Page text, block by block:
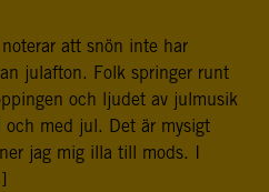
fredsinsatser och
bedriver
för att stödja
i konflikt- och
även med civil personal
som
Myndigheten har fått sitt
att snön inte har
julafton. Folk springer runt
och ljudet av julmusik
med jul. Det är mysigt
jag mig illa till mods. I